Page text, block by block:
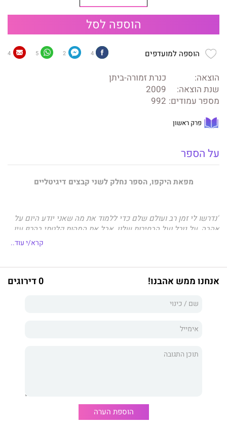
הוספה לסל
הוספה למועדפים 4
2
5
4
הוצאה:
כנרת זמורה-ביתן
שנת הוצאה:
2009
מספר עמודים: 992
פרק ראשון
על הספר
מפאת היקפו, הספר נחלק לשני קבצים דיגיטליים
"נדרשו לי זמן רב ועולם שלם כדי ללמוד את מה שאני יודע היום על
אהבה, על גורל ועל הבחירות שלנו, אבל את המהות קלטתי בהרף עין,
בומבי בת זמננו ומספר את סיפורו של לין, שנמלט מכלא שמור
באוסטרליה אל רחובותיה הסואנים של עיר זרה כדי להיעלם בה. רדוף
לאלה נמצא בידיהם של סנדק המאפְיה, פושע–פילוסוף–קדוש
עוצמה איומה.
וב–1990 נלכד בפרנקפורט, הוסגר לאוסטרליה וישב בכלא שש שנים
נוספות, שנתיים מהן בצינוק. אז גם החל לכתוב את סיפורו.
קרא/י עוד..
אנחנו ממש אהבנו! 0 דירוגים
הוספת הערה